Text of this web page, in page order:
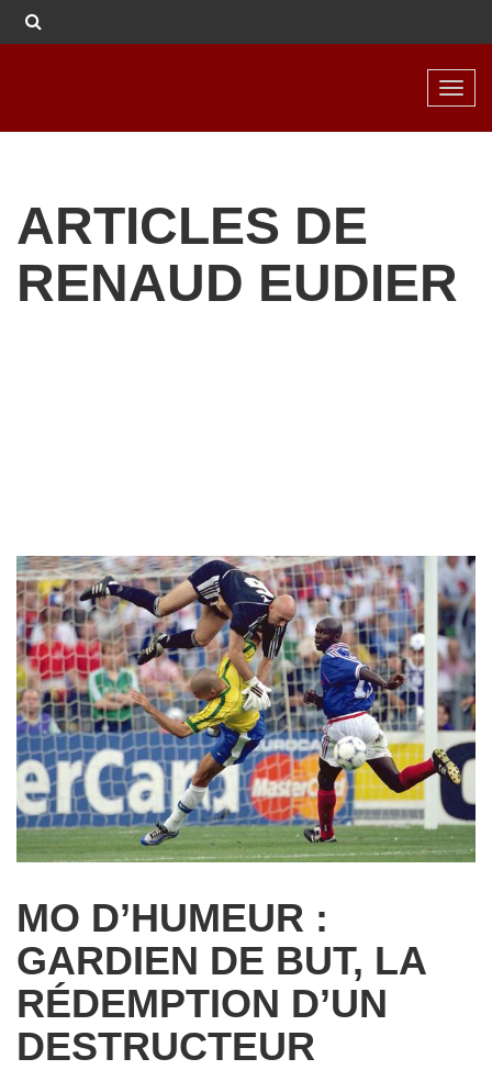
ARTICLES DE
RENAUD EUDIER
MO D’HUMEUR :
GARDIEN DE BUT, LA
RÉDEMPTION D’UN
DESTRUCTEUR